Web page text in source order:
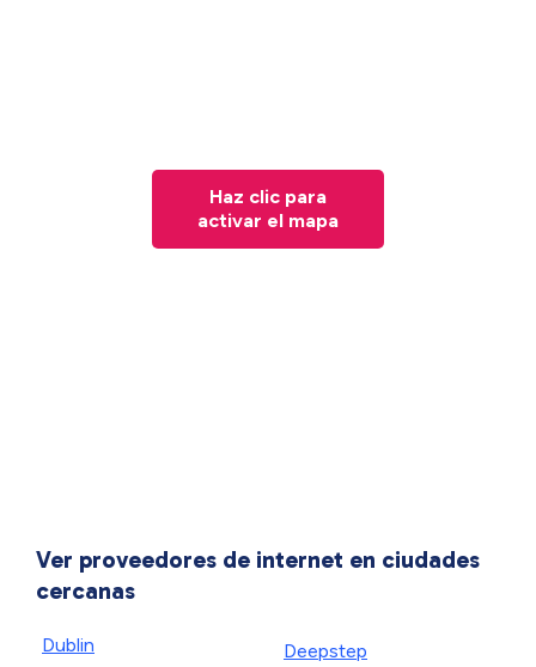
Haz clic para
activar el mapa
Ver proveedores de internet en ciudades
cercanas
Dublin
Deepstep